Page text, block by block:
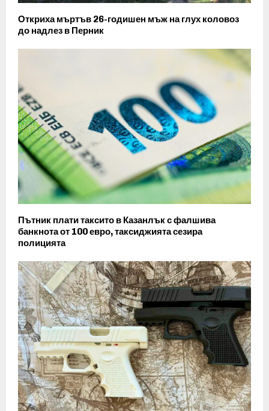
Откриха мъртъв 26-годишен мъж на глух коловоз
до надлез в Перник
Пътник плати таксито в Казанлък с фалшива
банкнота от 100 евро, таксиджията сезира
полицията